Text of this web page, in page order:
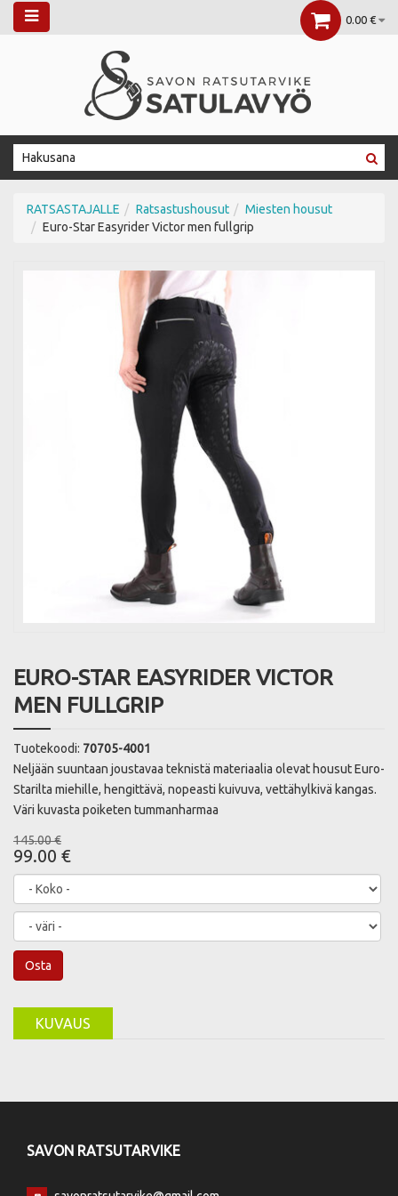
0.00 €
RATSASTAJALLE Ratsastushousut
Miesten housut
Euro-Star Easyrider Victor men fullgrip
EURO-STAR EASYRIDER VICTOR
MEN FULLGRIP
Tuotekoodi: 70705-4001
Neljään suuntaan joustavaa teknistä materiaalia olevat housut Euro-
Starilta miehille, hengittävä, nopeasti kuivuva, vettähylkivä kangas.
Väri kuvasta poiketen tummanharmaa
145.00 €
99.00 €
Osta
KUVAUS
SAVON RATSUTARVIKE